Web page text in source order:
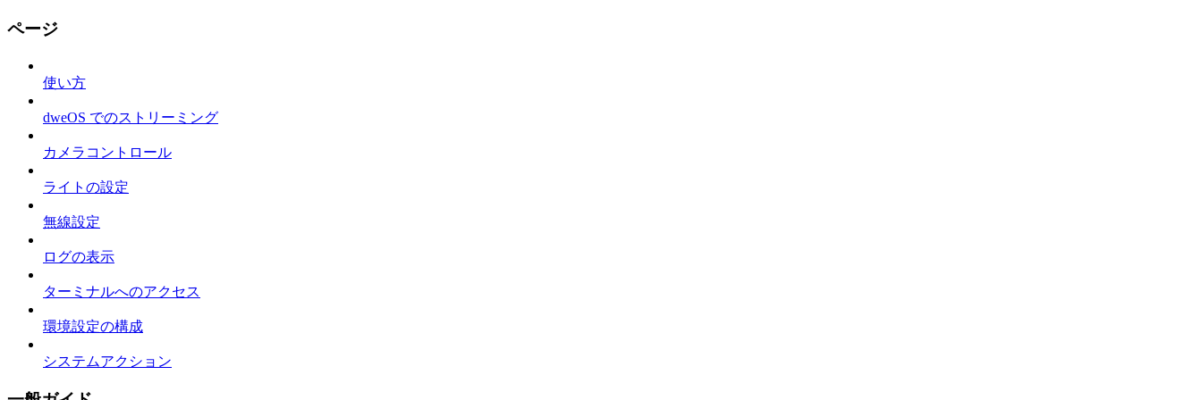
ページ
使い方
dweOS でのストリーミング
カメラコントロール
ライトの設定
無線設定
ログの表示
ターミナルへのアクセス
環境設定の構成
システムアクション